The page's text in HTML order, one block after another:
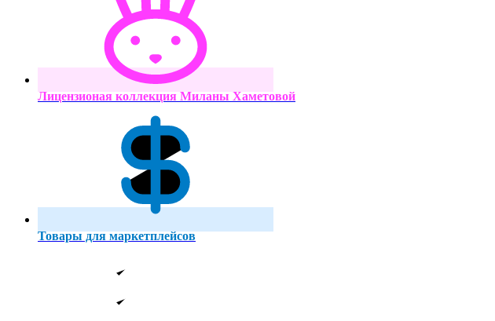
Лицензионая коллекция Миланы Хаметовой
Товары для маркетплейсов